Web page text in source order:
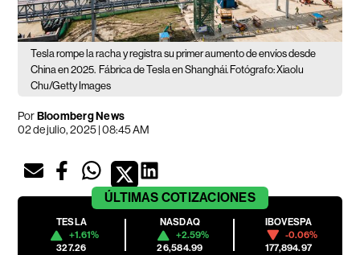
Tesla rompe la racha y registra su primer aumento de envíos desde
China en 2025. Fábrica de Tesla en Shanghái. Fotógrafo: Xiaolu
Chu/Getty Images
PorBloomberg News
02 de julio, 2025 | 08:45 AM
ÚLTIMAS COTIZACIONES
TESLA
+1.61%
327.26
NASDAQ
+2.59%
26,584.99
IBOVESPA
-0.06%
177,894.97